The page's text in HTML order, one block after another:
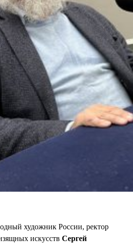
художник России, ректор
искусств Сергей